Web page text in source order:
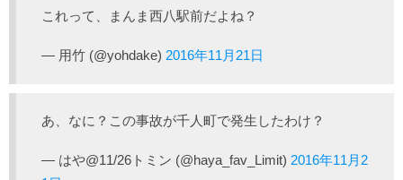
これって、まんま西八駅前だよね？
— 用竹 (@yohdake) 2016年11月21日
あ、なに？この事故が千人町で発生したわけ？
— はや@11/26トミン (@haya_fav_Limit) 2016年11月2